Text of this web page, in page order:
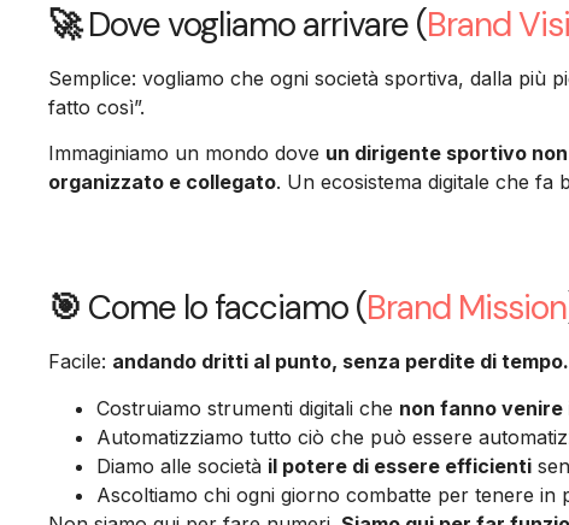
🚀Dove vogliamo arrivare (Brand
Semplice: vogliamo che ogni società sportiva, dalla più
fatto così”.
Immaginiamo un mondo dove un dirigente sportivo
organizzato e collegato. Un ecosistema digitale che fa
🎯 Come lo facciamo (Brand Mission
Facile: andando dritti al punto, senza perdite di tempo.
Costruiamo strumenti digitali che non fanno venire
Automatizziamo tutto ciò che può essere
Diamo alle società il potere di essere efficienti
Ascoltiamo chi ogni giorno combatte per tenere in